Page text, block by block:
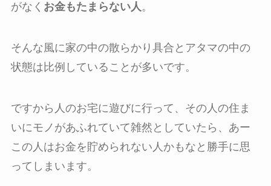
がなく お金もたまらない人。
そんな風に家の中の散らかり具合とアタマの中の
状態は比例していることが多いです。
ですから人のお宅に遊びに行って、その人の住ま
いにモノがあふれていて雑然としていたら、あー
この人はお金を貯められない人かもなと勝手に思
ってしまいます。